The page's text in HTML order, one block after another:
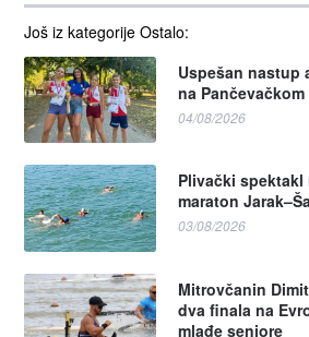
Još iz kategorije Ostalo:
Uspešan nastup
na
04/08/2026
Plivački spektakl
maraton
03/08/2026
Mitrovčanin
dva finala na
mlađe seniore